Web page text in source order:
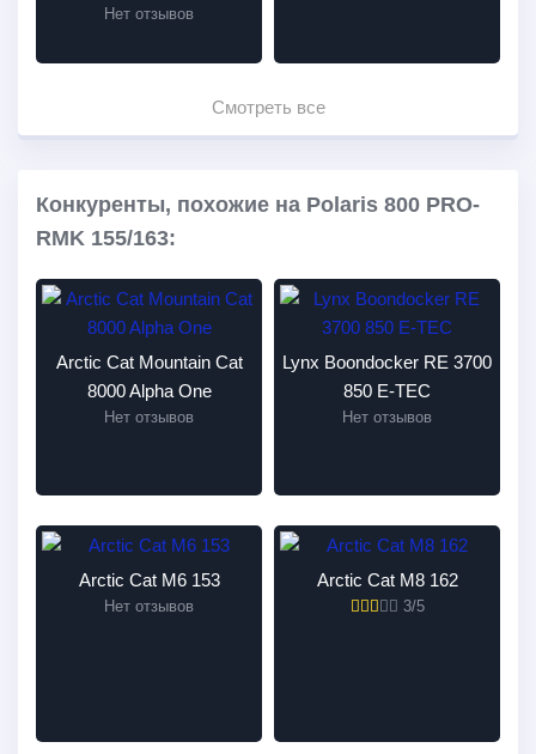
Нет отзывов
Смотреть все
Конкуренты, похожие на Polaris 800 PRO-
RMK 155/163:
Arctic Cat Mountain Cat
8000 Alpha One
Нет отзывов
Lynx Boondocker RE 3700
850 E-TEC
Нет отзывов
Arctic Cat M6 153
Нет отзывов
Arctic Cat M8 162
3/5